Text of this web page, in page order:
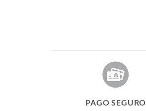
PAGO SEGURO